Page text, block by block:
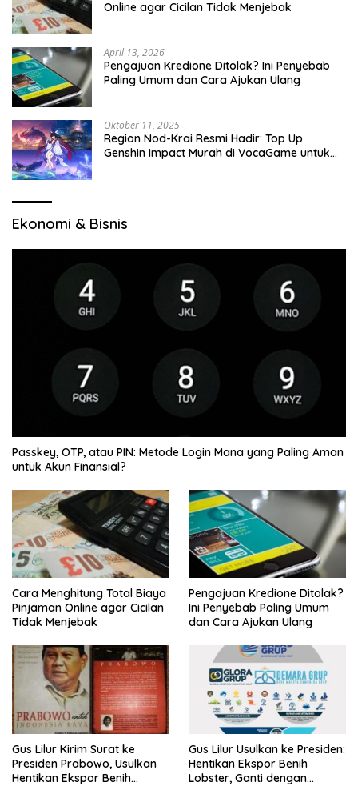
Online agar Cicilan Tidak Menjebak
April 13, 2026
Pengajuan Kredione Ditolak? Ini Penyebab
Paling Umum dan Cara Ajukan Ulang
Oktober 11, 2025
Region Nod-Krai Resmi Hadir: Top Up
Genshin Impact Murah di VocaGame untuk
Ekonomi & Bisnis
Passkey, OTP, atau PIN: Metode Login Mana yang Paling Aman
untuk Akun Finansial?
Cara Menghitung Total Biaya
Pinjaman Online agar Cicilan
Tidak Menjebak
Pengajuan Kredione Ditolak?
Ini Penyebab Paling Umum
dan Cara Ajukan Ulang
Gus Lilur Kirim Surat ke
Presiden Prabowo, Usulkan
Hentikan Ekspor Benih
Gus Lilur Usulkan ke Presiden:
Hentikan Ekspor Benih
Lobster, Ganti dengan